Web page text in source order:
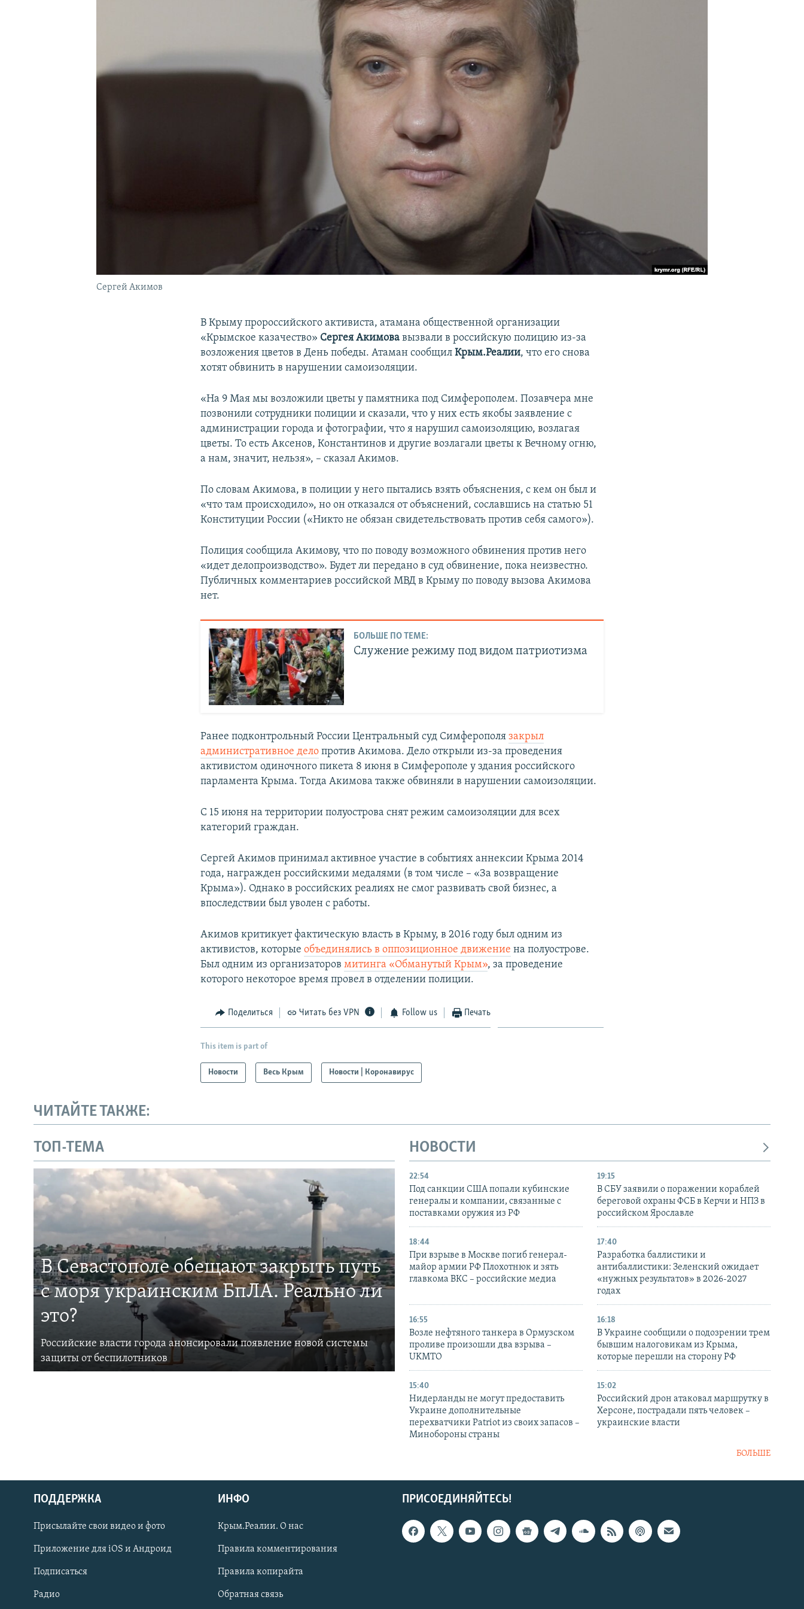
УКРАИНСКАЯ ПРОБЛЕМА КРЫМА
Українською
Qırımtatar
ПРИСОЕДИНЯЙТЕСЬ!
Сергей Акимов
В Крыму пророссийского активиста, атамана общественной организации
«Крымское казачество» Сергея Акимовавызвали в российскую полицию из-за
возложения цветов в День победы. Атаман сообщилКрым.Реалии, что его снова
хотят обвинить в нарушении самоизоляции.
«На 9 Мая мы возложили цветы у памятника под Симферополем. Позавчера мне
позвонили сотрудники полиции и сказали, что у них есть якобы заявление с
администрации города и фотографии, что я нарушил самоизоляцию, возлагая
цветы. То есть Аксенов, Константинов и другие возлагали цветы к Вечному огню,
а нам, значит, нельзя», – сказал Акимов.
По словам Акимова, в полиции у него пытались взять объяснения, с кем он был и
«что там происходило», но он отказался от объяснений, сославшись на статью 51
Конституции России («Никто не обязан свидетельствовать против себя самого»).
Полиция сообщила Акимову, что по поводу возможного обвинения против него
«идет делопроизводство». Будет ли передано в суд обвинение, пока неизвестно.
Публичных комментариев российской МВД в Крыму по поводу вызова Акимова
нет.
БОЛЬШЕ ПО ТЕМЕ:
Служение режиму под видом патриотизма
Ранее подконтрольный России Центральный суд Симферополязакрыл
административное дело против Акимова. Дело открыли из-за проведения
активистом одиночного пикета 8 июня в Симферополе у здания российского
парламента Крыма. Тогда Акимова также обвиняли в нарушении самоизоляции.
С 15 июня на территории полуострова снят режим самоизоляции для всех
категорий граждан.​
Сергей Акимов принимал активное участие в событиях аннексии Крыма 2014
года, награжден российскими медалями (в том числе – «За возвращение
Крыма»). Однако в российских реалиях не смог развивать свой бизнес, а
впоследствии был уволен с работы.
Акимов критикует фактическую власть в Крыму, в 2016 году был одним из
активистов, которыеобъединялись в оппозиционное движение на полуострове.
Был одним из организаторовмитинга «Обманутый Крым», за проведение
которого некоторое время провел в отделении полиции.
Поделиться Читать без VPN Follow us Печать
This item is part of
Новости Весь Крым Новости | Коронавирус
ЧИТАЙТЕ ТАКЖЕ:
ТОП-ТЕМА
В Севастополе обещают закрыть путь
с моря украинским БпЛА. Реально ли
это?
Российские власти города анонсировали появление новой системы
защиты от беспилотников
НОВОСТИ
22:54
Под санкции США попали кубинские
генералы и компании, связанные с
поставками оружия из РФ
19:15
В СБУ заявили о поражении кораблей
береговой охраны ФСБ в Керчи и НПЗ в
российском Ярославле
18:44
При взрыве в Москве погиб генерал-
майор армии РФ Плохотнюк и зять
главкома ВКС – российские медиа
17:40
Разработка баллистики и
антибаллистики: Зеленский ожидает
«нужных результатов» в 2026-2027
годах
16:55
Возле нефтяного танкера в Ормузском
проливе произошли два взрыва –
UKMTO
16:18
В Украине сообщили о подозрении трем
бывшим налоговикам из Крыма,
которые перешли на сторону РФ
15:40
Нидерланды не могут предоставить
Украине дополнительные
перехватчики Patriot из своих запасов –
Минобороны страны
15:02
Российский дрон атаковал маршрутку в
Херсоне, пострадали пять человек –
украинские власти
БОЛЬШЕ
ПРИСОЕДИНЯЙТЕСЬ!
ПОДДЕРЖКА
Присылайте свои видео и фото
Приложение для iOS и Андроид
Подписаться
Радио
ИНФО
Крым.Реалии. О нас
Правила комментирования
Правила копирайта
Обратная связь